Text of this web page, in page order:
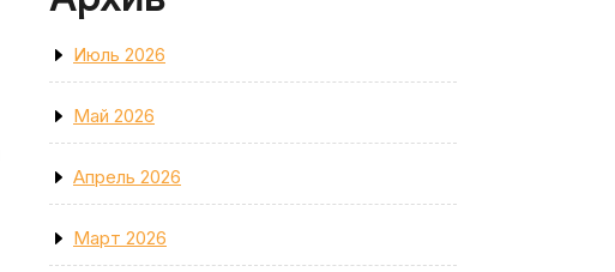
Июль 2026
Май 2026
Апрель 2026
Март 2026